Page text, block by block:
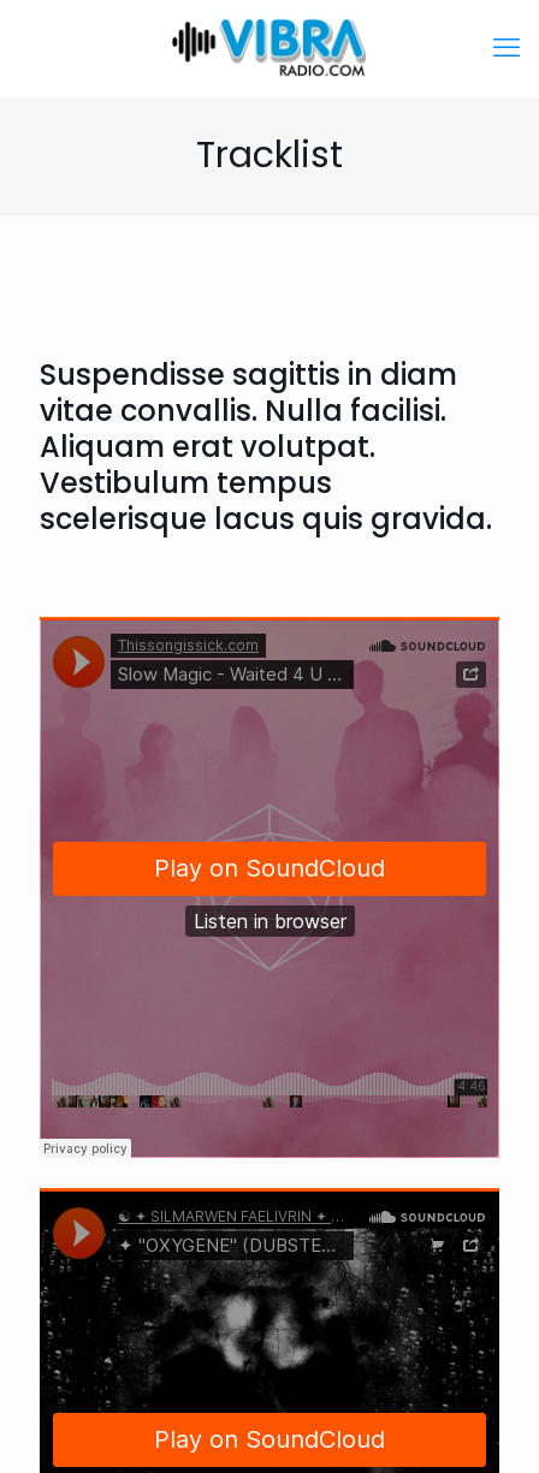
Tracklist
Suspendisse sagittis in diam
vitae convallis. Nulla facilisi.
Aliquam erat volutpat.
Vestibulum tempus
scelerisque lacus quis gravida.